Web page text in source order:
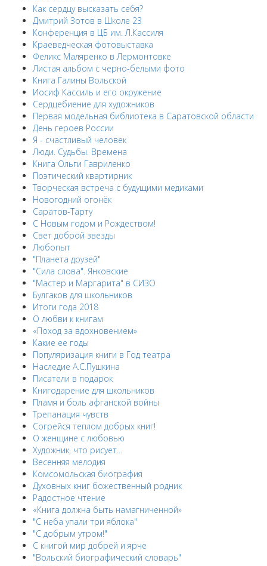
Как сердцу высказать себя?
Дмитрий Зотов в Школе 23
Конференция в ЦБ им. Л.Кассиля
Краеведческая фотовыставка
Феликс Маляренко в Лермонтовке
Листая альбом с черно-белыми фото
Книга Галины Вольской
Иосиф Кассиль и его окружение
Сердцебиение для художников
Первая модельная библиотека в Саратовской области
День героев России
Я - счастливый человек
Люди. Судьбы. Времена
Книга Ольги Гавриленко
Поэтический квартирник
Творческая встреча с будущими медиками
Новогодний огонёк
Саратов-Тарту
С Новым годом и Рождеством!
Свет доброй звезды
Любопыт
"Планета друзей"
"Сила слова". Янковские
"Мастер и Маргарита" в СИЗО
Булгаков для школьников
Итоги года 2018
О любви к книгам
«Поход за вдохновением»
Какие ее годы
Популяризация книги в Год театра
Наследие А.С.Пушкина
Писатели в подарок
Книгодарение для школьников
Пламя и боль афганской войны
Трепанация чувств
Согрейся теплом добрых книг!
О женщине с любовью
Художник, что рисует...
Весенняя мелодия
Комсомольская биография
Духовных книг божественный родник
Радостное чтение
«Книга должна быть намагниченной»
"С неба упали три яблока"
"С добрым утром!"
С книгой мир добрей и ярче
"Вольский биографический словарь"